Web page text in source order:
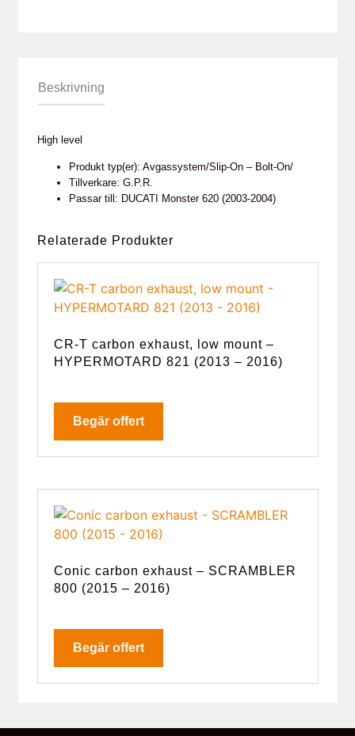
Beskrivning
High level
Produkt typ(er): Avgassystem/Slip-On – Bolt-On/
Tillverkare: G.P.R.
Passar till: DUCATI Monster 620 (2003-2004)
Relaterade Produkter
CR-T carbon exhaust, low mount –
HYPERMOTARD 821 (2013 – 2016)
Begär offert
Conic carbon exhaust – SCRAMBLER
800 (2015 – 2016)
Begär offert